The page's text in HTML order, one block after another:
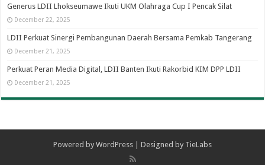
Generus LDII Lhokseumawe Ikuti UKM Olahraga Cup I Pencak Silat
December 22, 2025
LDII Perkuat Sinergi Pembangunan Daerah Bersama Pemkab Tangerang
December 21, 2025
Perkuat Peran Media Digital, LDII Banten Ikuti Rakorbid KIM DPP LDII
December 21, 2025
Powered by WordPress | Designed by TieLabs